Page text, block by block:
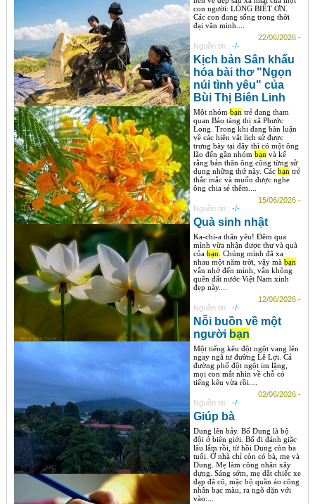
con người: LÒNG BIẾT ƠN.
Các con đang sống trong thời
đại văn minh....
22/06/2026 -
Nguồn tin : -/-
Kịch bản Sân khấu
hóa bài thơ "Ngọn
núi tình yêu" của
Bùi Thị Biên Linh
Một nhóm bạntrẻ đang tham
quan Bảo tàng thị xã Phước
Long. Trong khi đang bàn luận
về các hiện vật lịch sử được
trưng bày tại đây thì có một ông
lão đến gần nhóm bạnvà kể
rằng bản thân ông cũng từng sử
dụng những thứ này. Các bạntrẻ
thắc mắc và muốn được nghe
ông chia sẻ thêm....
15/06/2026 -
Nguồn tin : -/-
Quà sinh nhật
Ka-chi-a thân yêu! Đêm qua
mình vừa nhận được thư và quà
của bạn. Chúng mình đã xa
nhau một năm trời, vậy mà bạn
vẫn nhớ đến mình, vẫn không
quên đất nước Việt Nam xinh
đẹp này....
12/06/2026 -
Nguồn tin : -/-
Nỗi buồn về một
người bạn
Một tiếng kêu đột ngột vang lên
ngay ngã tư đường Lê Lợi. Cả
đường phố đột ngột im lặng,
mọi con mắt nhìn về chỗ có
tiếng kêu vừa rồi....
02/06/2026 -
Nguồn tin : -/-
Giúp bà
Dung lên bảy. Bố Dung là bộ
đội ở biên giới. Bố đi đánh giặc
lâu lắm rồi, từ hồi Dung còn ba
tuổi. Ở nhà chỉ còn có bà, mẹ và
Dung. Mẹ làm công nhân xây
dựng. Sáng sớm, mẹ dắt chiếc xe
đạp đã cũ, mặc bộ quần áo công
nhân bạc màu, ra ngõ dặn với
vào:...